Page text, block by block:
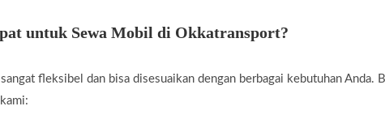
untuk Sewa Mobil di Okkatransport?
fleksibel dan bisa disesuaikan dengan berbagai kebutuhan Anda.